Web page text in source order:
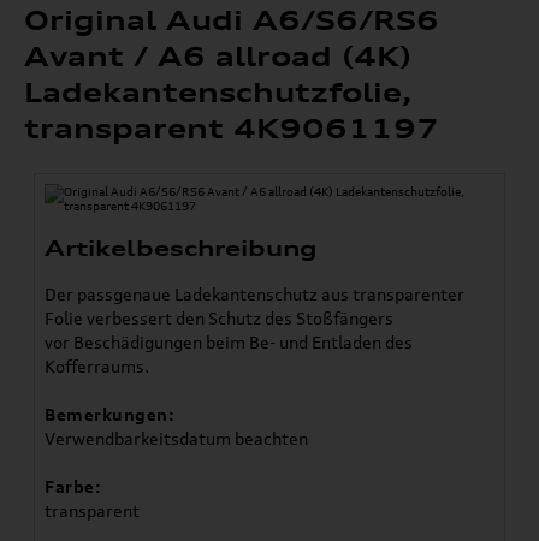
Original Audi A6/S6/RS6
Avant / A6 allroad (4K)
Ladekantenschutzfolie,
transparent 4K9061197
Artikelbeschreibung
Der passgenaue Ladekantenschutz aus transparenter
Folie verbessert den Schutz des Stoßfängers
vor Beschädigungen beim Be- und Entladen des
Kofferraums.
Bemerkungen:
Verwendbarkeitsdatum beachten
Farbe:
transparent